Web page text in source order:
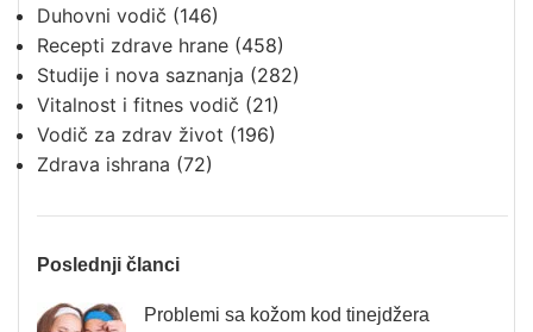
Duhovni vodič (146)
Recepti zdrave hrane (458)
Studije i nova saznanja (282)
Vitalnost i fitnes vodič (21)
Vodič za zdrav život (196)
Zdrava ishrana (72)
Poslednji članci
Problemi sa kožom kod tinejdžera